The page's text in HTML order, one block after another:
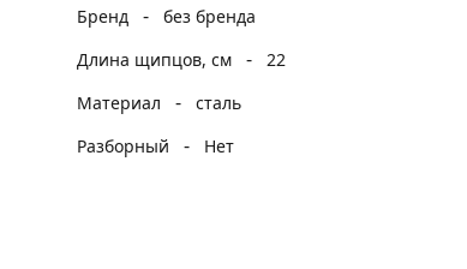
Бренд - без бренда
Длина щипцов, см
- 22
Материал
- сталь
Разборный
- Нет